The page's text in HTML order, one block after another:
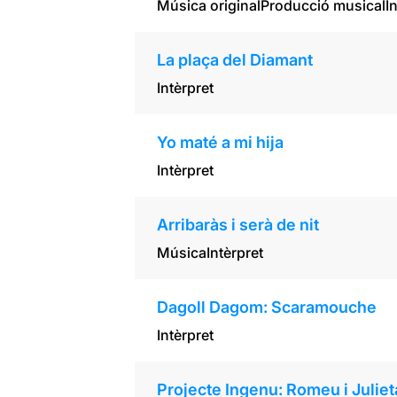
Música originalProducció musical
La plaça del Diamant
Intèrpret
Yo maté a mi hija
Intèrpret
Arribaràs i serà de nit
MúsicaIntèrpret
Dagoll Dagom: Scaramouche
Intèrpret
Projecte Ingenu: Romeu i